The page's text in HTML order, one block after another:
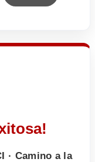
· Camino a la